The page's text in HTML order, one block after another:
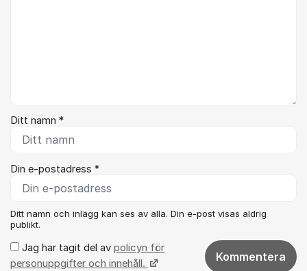
Ditt namn *
Din e-postadress *
Ditt namn och inlägg kan ses av alla. Din e-post visas aldrig
publikt.
Jag har tagit del av policyn för
personuppgifter och innehåll.
Kommentera